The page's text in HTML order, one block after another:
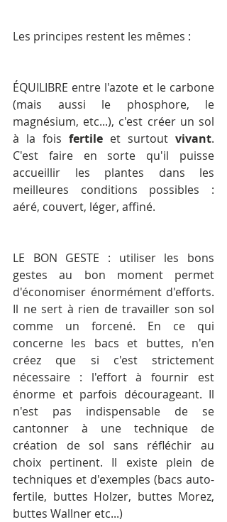
Les principes restent les mêmes :
ÉQUILIBRE entre l'azote et le carbone
(mais aussi le phosphore, le
magnésium, etc...), c'est créer un sol
à la fois fertile et surtout vivant.
C'est faire en sorte qu'il puisse
accueillir les plantes dans les
meilleures conditions possibles :
aéré, couvert, léger, affiné.
LE BON GESTE : utiliser les bons
gestes au bon moment permet
d'économiser énormément d'efforts.
Il ne sert à rien de travailler son sol
comme un forcené. En ce qui
concerne les bacs et buttes, n'en
créez que si c'est strictement
nécessaire : l'effort à fournir est
énorme et parfois décourageant. Il
n'est pas indispensable de se
cantonner à une technique de
création de sol sans réfléchir au
choix pertinent. Il existe plein de
techniques et d'exemples (bacs auto-
fertile, buttes Holzer, buttes Morez,
buttes Wallner etc...)